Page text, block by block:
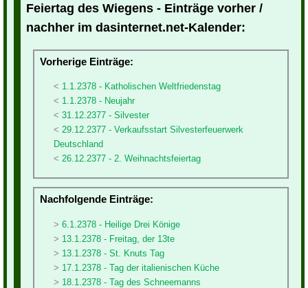
Feiertag des Wiegens - Einträge vorher /
nachher im dasinternet.net-Kalender:
Vorherige Einträge:
1.1.2378 - Katholischen Weltfriedenstag
1.1.2378 - Neujahr
31.12.2377 - Silvester
29.12.2377 - Verkaufsstart Silvesterfeuerwerk
Deutschland
26.12.2377 - 2. Weihnachtsfeiertag
Nachfolgende Einträge:
6.1.2378 - Heilige Drei Könige
13.1.2378 - Freitag, der 13te
13.1.2378 - St. Knuts Tag
17.1.2378 - Tag der italienischen Küche
18.1.2378 - Tag des Schneemanns